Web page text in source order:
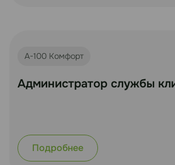
А-100 Комфорт
Администратор службы
Подробнее